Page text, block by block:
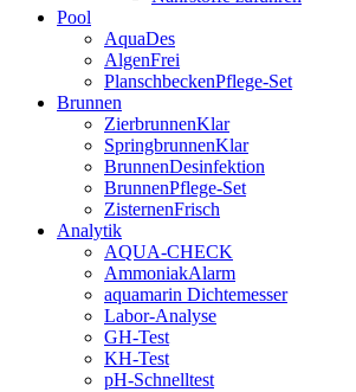
Pool
AquaDes
AlgenFrei
PlanschbeckenPflege-Set
Brunnen
ZierbrunnenKlar
SpringbrunnenKlar
BrunnenDesinfektion
BrunnenPflege-Set
ZisternenFrisch
Analytik
AQUA-CHECK
AmmoniakAlarm
aquamarin Dichtemesser
Labor-Analyse
GH-Test
KH-Test
pH-Schnelltest